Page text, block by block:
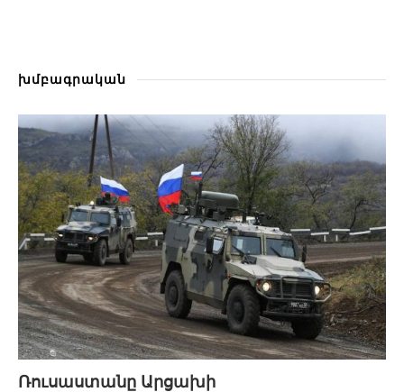
խմբագրական
Ռուսաստանը Արցախի